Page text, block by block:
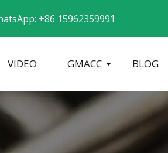
+86 15962359991
VIDEO GMACC BLOG